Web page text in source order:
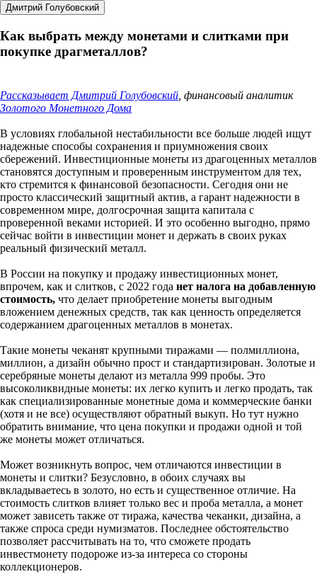
Дмитрий Голубовский
Как выбрать между монетами и слитками при
покупке драгметаллов?
Рассказывает Дмитрий Голубовский, финансовый аналитик
Золотого Монетного Дома
В условиях глобальной нестабильности все больше людей ищут
надежные способы сохранения и приумножения своих
сбережений. Инвестиционные монеты из драгоценных металлов
становятся доступным и проверенным инструментом для тех,
кто стремится к финансовой безопасности. Сегодня они не
просто классический защитный актив, а гарант надежности в
современном мире, долгосрочная защита капитала с
проверенной веками историей. И это особенно выгодно, прямо
сейчас войти в инвестиции монет и держать в своих руках
реальный физический металл.
В России на покупку и продажу инвестиционных монет,
впрочем, как и слитков, с 2022 года нет налога на добавленную
стоимость, что делает приобретение монеты выгодным
вложением денежных средств, так как ценность определяется
содержанием драгоценных металлов в монетах.
Такие монеты чеканят крупными тиражами — полмиллиона,
миллион, а дизайн обычно прост и стандартизирован. Золотые и
серебряные монеты делают из металла 999 пробы. Это
высоколиквидные монеты: их легко купить и легко продать, так
как специализированные монетные дома и коммерческие банки
(хотя и не все) осуществляют обратный выкуп. Но тут нужно
обратить внимание, что цена покупки и продажи одной и той
же монеты может отличаться.
Может возникнуть вопрос, чем отличаются инвестиции в
монеты и слитки? Безусловно, в обоих случаях вы
вкладываетесь в золото, но есть и существенное отличие. На
стоимость слитков влияет только вес и проба металла, а монет
может зависеть также от тиража, качества чеканки, дизайна, а
также спроса среди нумизматов. Последнее обстоятельство
позволяет рассчитывать на то, что сможете продать
инвестмонету подороже из-за интереса со стороны
коллекционеров.